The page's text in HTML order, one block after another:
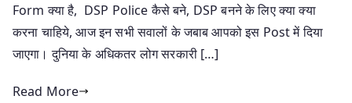
Form क्या है, DSP Police कैसे बने, DSP बनने के लिए क्या क्या
करना चाहिये, आज इन सभी सवालों के जबाब आपको इस Post में दिया
जाएगा। दुनिया के अधिकतर लोग सरकारी […]
Read More